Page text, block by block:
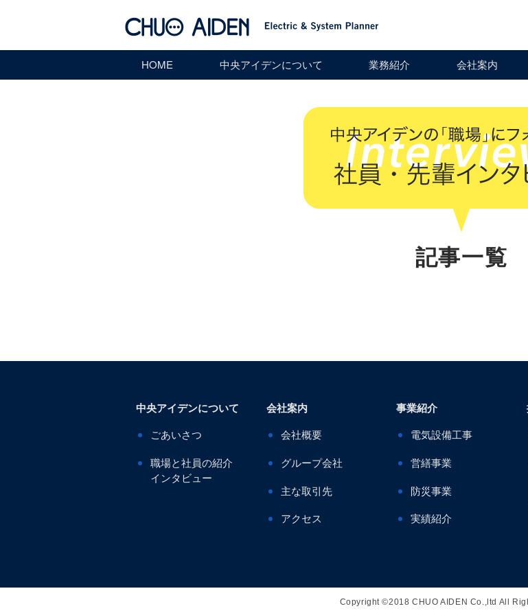
HOME 中央アイデンについて 業務紹介 会社案内
記事一覧
中央アイデンについて
ごあいさつ
職場と社員の紹介
インタビュー
会社案内
会社概要
グループ会社
主な取引先
アクセス
事業紹介
電気設備工事
営繕事業
防災事業
実績紹介
Copyright ©2018 CHUO AIDEN Co.,ltd All